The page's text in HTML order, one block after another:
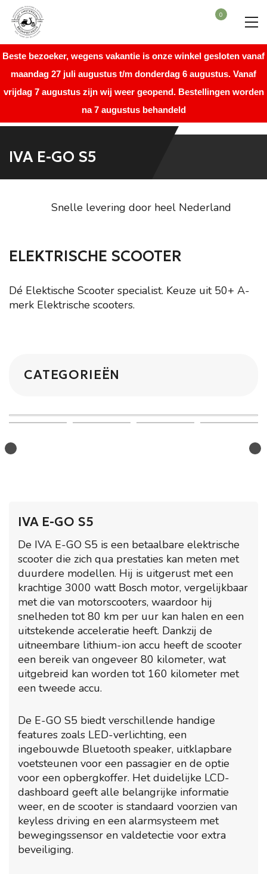
Beste bezoeker, wegens vakantie is onze winkel gesloten vanaf
maandag 27 juli augustus t/m donderdag 6 augustus. Vanaf
vrijdag 7 augustus zijn wij weer geopend. Bestellingen worden
na 7 augustus behandeld
0
IVA E-GO S5
heel Nederland Direct uit
ELEKTRISCHE SCOOTER
Dé Elektische Scooter specialist. Keuze uit 50+ A-
merk Elektrische scooters.
CATEGORIEËN
IVA E-GO S5
De IVA E-GO S5 is een betaalbare elektrische
scooter die zich qua prestaties kan meten met
duurdere modellen. Hij is uitgerust met een
krachtige 3000 watt Bosch motor, vergelijkbaar
met die van motorscooters, waardoor hij
snelheden tot 80 km per uur kan halen en een
uitstekende acceleratie heeft. Dankzij de
uitneembare lithium-ion accu heeft de scooter
een bereik van ongeveer 80 kilometer, wat
uitgebreid kan worden tot 160 kilometer met
een tweede accu.
De E-GO S5 biedt verschillende handige
features zoals LED-verlichting, een
ingebouwde Bluetooth speaker, uitklapbare
voetsteunen voor een passagier en de optie
voor een opbergkoffer. Het duidelijke LCD-
dashboard geeft alle belangrijke informatie
weer, en de scooter is standaard voorzien van
keyless driving en een alarmsysteem met
bewegingssensor en valdetectie voor extra
beveiliging.